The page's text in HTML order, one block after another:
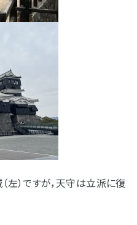
）ですが，天守は立派に復